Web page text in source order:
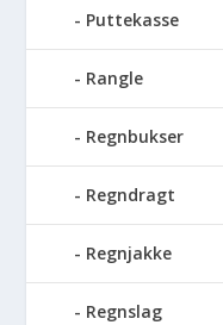
Puttekasse
Rangle
Regnbukser
Regndragt
Regnjakke
Regnslag